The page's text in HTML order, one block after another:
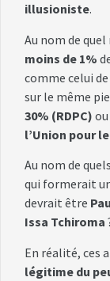
illusioniste.
Au nom de
moins de 1%
comme celui
sur le même
30% (RDPC) ou
l’Union pour
Au nom de
qui formerait
devrait être
Issa Tchiroma
En réalité, ces
légitime du